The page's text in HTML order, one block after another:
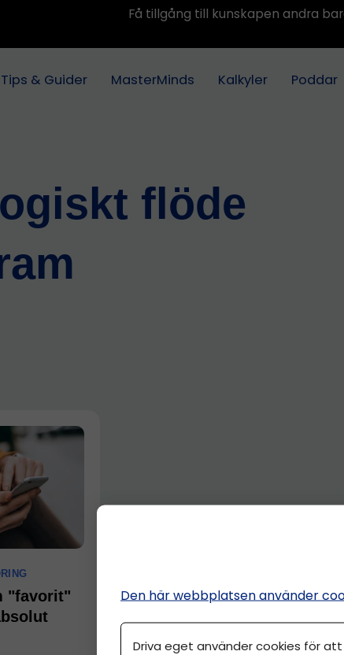
Få tillgång till kunskapen andra
Tips & Guider MasterMinds Kalkyler Poddar
flöde
"favorit"
Den här webbplatsen använder
Driva eget använder cookies för